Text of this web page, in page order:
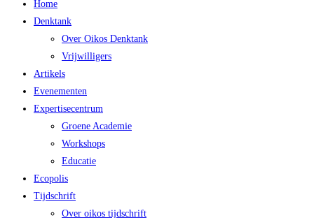
Main
Menu
Home
Denktank
Over Oikos Denktank
Vrijwilligers
Artikels
Evenementen
Expertisecentrum
Groene Academie
Workshops
Educatie
Ecopolis
Tijdschrift
Over oikos tijdschrift